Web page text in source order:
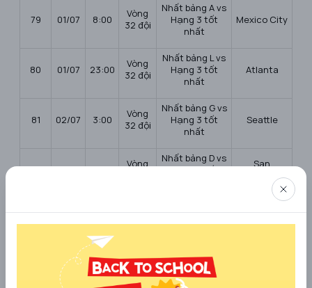
79 01/07 8:00
Vòng
32 đội
Nhất bảng A vs
Hạng 3 tốt
nhất
Mexico City
80 01/07 23:00
Vòng
32 đội
Nhất bảng L vs
Hạng 3 tốt
nhất
Atlanta
81 02/07 3:00
Vòng
32 đội
Nhất bảng G vs
Hạng 3 tốt
nhất
Seattle
82 02/07 7:00
Vòng
Nhất bảng D vs
Hạng 3 tốt
San
Francisco
83 03/07 2:00 Los Angeles
03/07 6:00
32 đội
Nhì bảng L
Nhất bảng B vs